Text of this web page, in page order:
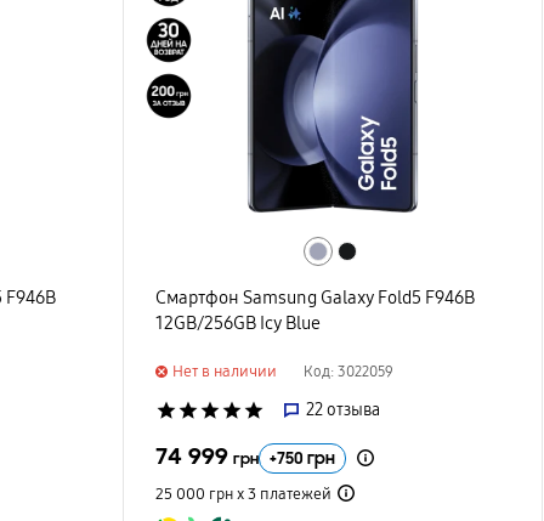
F946B
Смартфон Samsung Galaxy Fold5 F946B
12GB/256GB Icy Blue
Нет в наличии Код: 3022059
star star star star star 22отзыва
74 999 грн +750 грн
25 000 грн х 3 платежей